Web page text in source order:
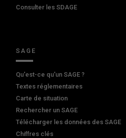
Consulter les SDAGE
SAGE
Qu'est-ce qu'un SAGE ?
Textes réglementaires
Carte de situation
Rechercher un SAGE
Télécharger les données des SAGE
Chiffres clés